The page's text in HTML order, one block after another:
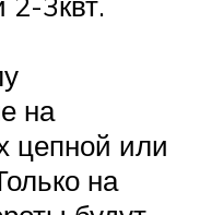
на
цепной или
на